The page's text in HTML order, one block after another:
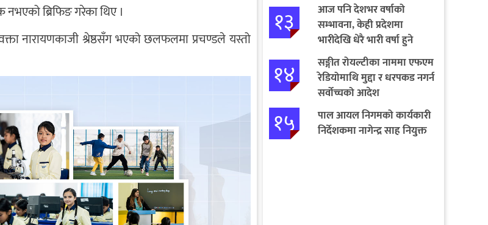
ब्रिफिङ गरेका थिए ।
नारायणकाजी श्रेष्ठसँग भएको छलफलमा प्रचण्डले यस्तो
१३
आज पनि देशभर वर्षाको
सम्भावना, केही प्रदेशमा
भारीदेखि धेरै भारी वर्षा हुने
चेतावनी
१४
सङ्गीत रोयल्टीका नाममा एफएम
रेडियोमाथि मुद्दा र धरपकड नगर्न
सर्वोच्चको आदेश
१५
पाल आयल निगमको कार्यकारी
निर्देशकमा नागेन्द्र साह नियुक्त